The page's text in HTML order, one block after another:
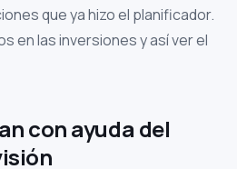
que ya hizo el planificador.
en las inversiones y así ver el
con ayuda del